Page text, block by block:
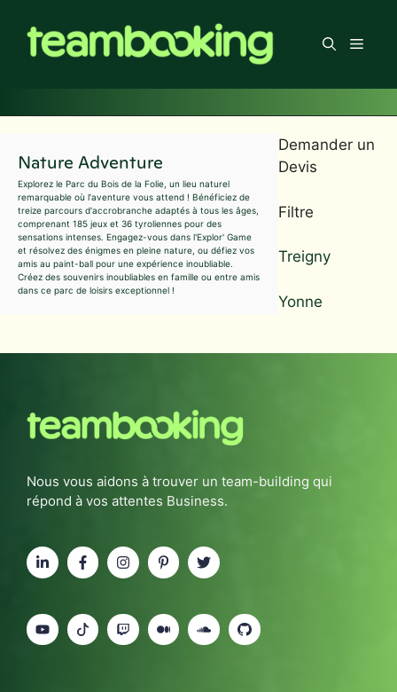
contenu
Menu
Nature Adventure
Explorez le Parc du Bois de la Folie, un lieu naturel
remarquable où l'aventure vous attend ! Bénéficiez de
treize parcours d'accrobranche adaptés à tous les âges,
comprenant 185 jeux et 36 tyroliennes pour des
sensations intenses. Engagez-vous dans l'Explor' Game
et résolvez des énigmes en pleine nature, ou défiez vos
amis au paint-ball pour une expérience inoubliable.
Créez des souvenirs inoubliables en famille ou entre amis
dans ce parc de loisirs exceptionnel !
Demander un
Devis
Filtre
Treigny
Yonne
Nous vous aidons à trouver un team-building qui
répond à vos attentes Business.